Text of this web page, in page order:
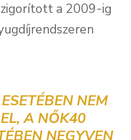
a 2009-ig
NEM
A NŐK40
NEGYVEN